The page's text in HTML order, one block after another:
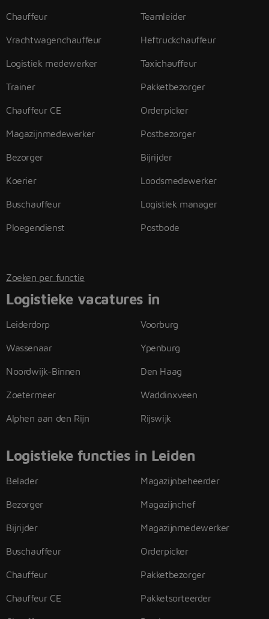
Chauffeur
Vrachtwagenchauffeur
Logistiek medewerker
Trainer
Chauffeur CE
Magazijnmedewerker
Bezorger
Koerier
Buschauffeur
Ploegendienst
Teamleider
Heftruckchauffeur
Taxichauffeur
Pakketbezorger
Orderpicker
Postbezorger
Bijrijder
Loodsmedewerker
Logistiek manager
Postbode
Zoeken per functie
Logistieke vacatures in
Leiderdorp
Wassenaar
Noordwijk-Binnen
Zoetermeer
Alphen aan den Rijn
Voorburg
Ypenburg
Den Haag
Waddinxveen
Rijswijk
Logistieke functies in Leiden
Belader
Bezorger
Bijrijder
Buschauffeur
Chauffeur
Chauffeur CE
Magazijnbeheerder
Magazijnchef
Magazijnmedewerker
Orderpicker
Pakketbezorger
Pakketsorteerder